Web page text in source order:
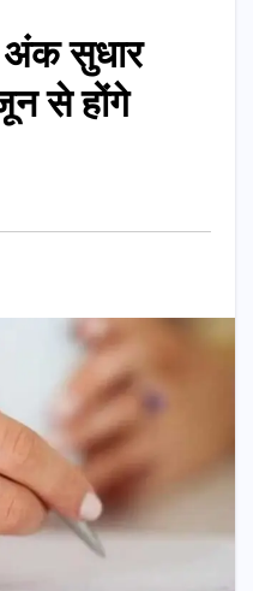
अंक सुधार
से होंगे